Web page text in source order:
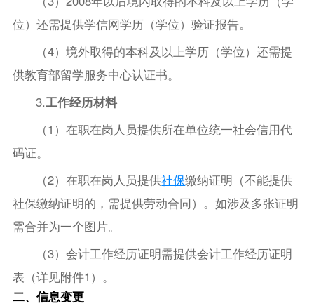
位）还需提供学信网学历（学位）验证报告。
（4）境外取得的本科及以上学历（学位）还需提
供教育部留学服务中心认证书。
3.工作经历材料
（1）在职在岗人员提供所在单位统一社会信用代
码证。
（2）在职在岗人员提供社保缴纳证明（不能提供
社保缴纳证明的，需提供劳动合同）。如涉及多张证明
需合并为一个图片。
（3）会计工作经历证明需提供会计工作经历证明
表（详见附件1）。
二、信息变更